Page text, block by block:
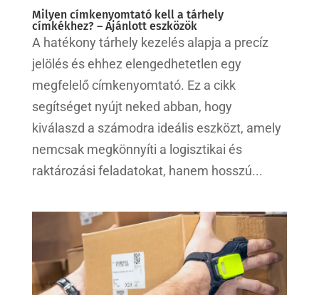
Milyen címkenyomtató kell a tárhely
címkékhez? – Ajánlott eszközök
A hatékony tárhely kezelés alapja a precíz
jelölés és ehhez elengedhetetlen egy
megfelelő címkenyomtató. Ez a cikk
segítséget nyújt neked abban, hogy
kiválaszd a számodra ideális eszközt, amely
nemcsak megkönnyíti a logisztikai és
raktározási feladatokat, hanem hosszú...